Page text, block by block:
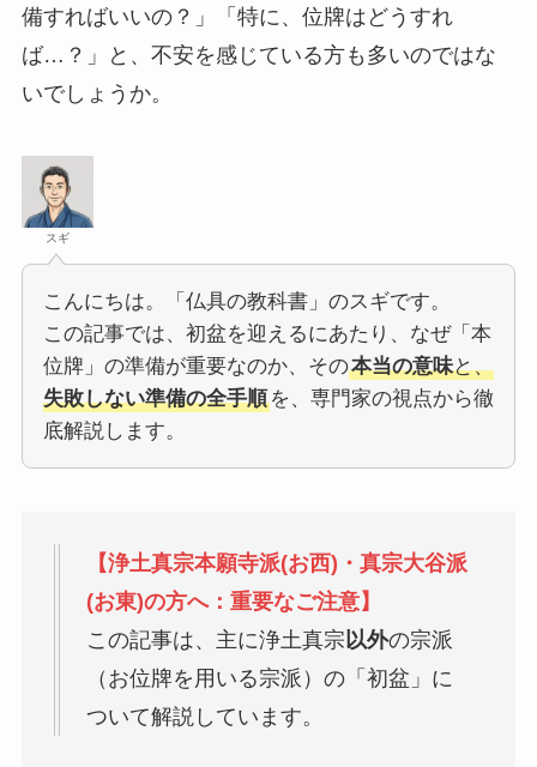
備すればいいの？」「特に、位牌はどうすれ
ば…？」と、不安を感じている方も多いのではな
いでしょうか。
スギ
こんにちは。「仏具の教科書」のスギです。
この記事では、初盆を迎えるにあたり、なぜ「本
位牌」の準備が重要なのか、その本当の意味と、
失敗しない準備の全手順を、専門家の視点から徹
底解説します。
【浄土真宗本願寺派(お西)・真宗大谷派
(お東)の方へ：重要なご注意】
この記事は、主に浄土真宗 以外の宗派
（お位牌を用いる宗派）の「初盆」に
ついて解説しています。